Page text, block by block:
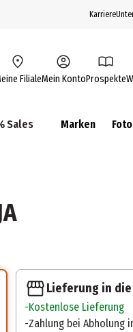
Karriere
FilialeMein KontoProspekte
Sales Marken Foto
Lieferung in
Kostenlose Lieferung
Zahlung bei Abholung